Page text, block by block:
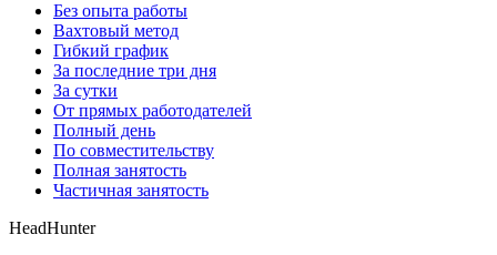
Без опыта работы
Вахтовый метод
Гибкий график
За последние три дня
За сутки
От прямых работодателей
Полный день
По совместительству
Полная занятость
Частичная занятость
HeadHunter